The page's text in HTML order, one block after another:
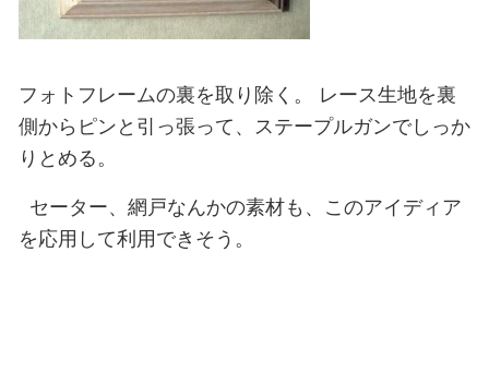
フォトフレームの裏を取り除く。
レース生地を裏
側からピンと引っ張って、ステープルガンでしっか
りとめる。
セーター、網戸なんかの素材も、このアイディア
を応用して利用できそう。